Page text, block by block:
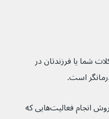
شما یا فرزندتان در
است.
ایشان می‌تواند در مورد بهترین روش انجام فعالیت‌هایی که